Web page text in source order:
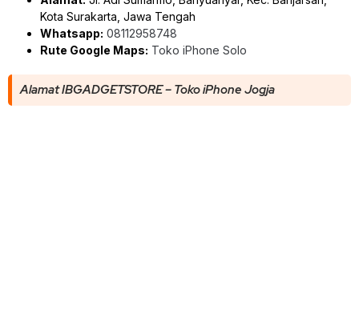
Kota Surakarta, Jawa Tengah
Whatsapp: 08112958748
Rute Google Maps: Toko iPhone Solo
Alamat IBGADGETSTORE – Toko iPhone Jogja